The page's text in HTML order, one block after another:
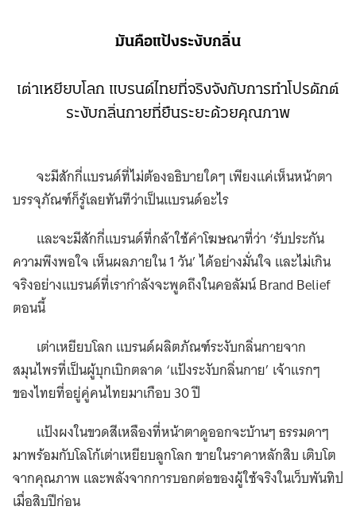
มันคือแป้งระงับกลิ่น
เต่าเหยียบโลก แบรนด์ไทยที่จริงจังกับการทำโปรดักต์
ระงับกลิ่นกายที่ยืนระยะด้วยคุณภาพ
จะมีสักกี่แบรนด์ที่ไม่ต้องอธิบายใดๆ เพียงแค่เห็นหน้าตา
บรรจุภัณฑ์ก็รู้เลยทันทีว่าเป็นแบรนด์อะไร
และจะมีสักกี่แบรนด์ที่กล้าใช้คำโฆษณาที่ว่า ‘รับประกัน
ความพึงพอใจ เห็นผลภายใน 1 วัน’ ได้อย่างมั่นใจ และไม่เกิน
จริงอย่างแบรนด์ที่เรากำลังจะพูดถึงในคอลัมน์ Brand Belief
ตอนนี้
เต่าเหยียบโลก แบรนด์ผลิตภัณฑ์ระงับกลิ่นกายจาก
สมุนไพรที่เป็นผู้บุกเบิกตลาด ‘แป้งระงับกลิ่นกาย’ เจ้าแรกๆ
ของไทยที่อยู่คู่คนไทยมาเกือบ 30 ปี
แป้งผงในขวดสีเหลืองที่หน้าตาดูออกจะบ้านๆ ธรรมดาๆ
มาพร้อมกับโลโก้เต่าเหยียบลูกโลก ขายในราคาหลักสิบ เติบโต
จากคุณภาพ และพลังจากการบอกต่อของผู้ใช้จริงในเว็บพันทิป
เมื่อสิบปีก่อน